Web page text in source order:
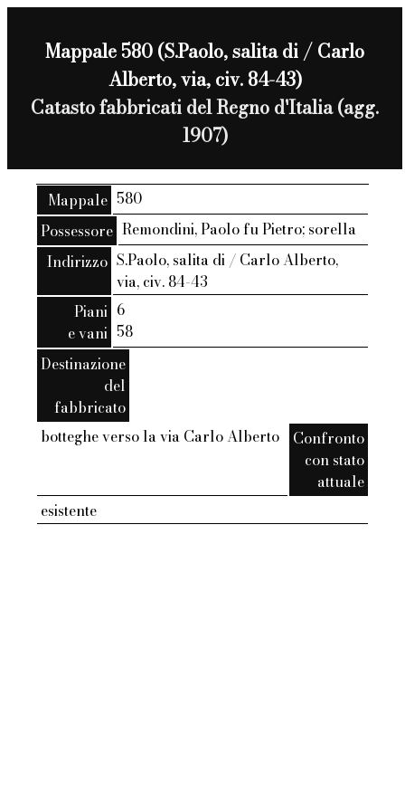
Mappale 580 (S.Paolo, salita di / Carlo
Alberto, via, civ. 84-43)
Catasto fabbricati del Regno d'Italia (agg.
1907)
Mappale 580
Possessore Remondini, Paolo fu Pietro; sorella
Indirizzo S.Paolo, salita di / Carlo Alberto,
via, civ. 84-43
Piani
e vani
6
58
Destinazione
del
fabbricato
botteghe verso la via Carlo Alberto
Confronto
con stato
attuale
esistente